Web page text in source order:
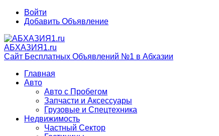
Войти
Добавить Объявление
АБХАЗИЯ1.ru
Сайт Бесплатных Объявлений №1 в Абхазии
Главная
Авто
Авто с Пробегом
Запчасти и Аксессуары
Грузовые и Спецтехника
Недвижимость
Частный Сектор